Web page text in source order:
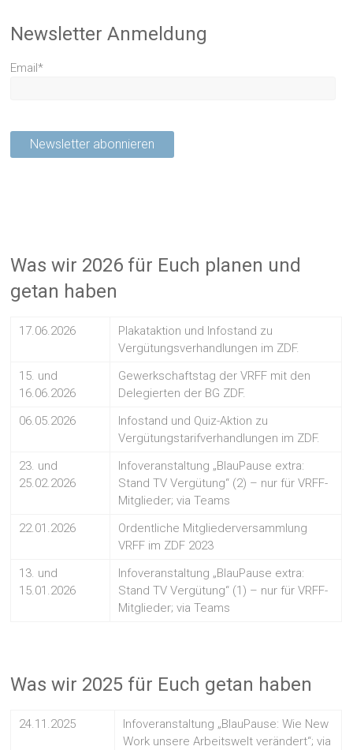
Newsletter Anmeldung
Email*
Was wir 2026 für Euch planen und
getan haben
17.06.2026
Plakataktion und Infostand zu
Vergütungsverhandlungen im ZDF.
15. und
16.06.2026
Gewerkschaftstag der VRFF mit den
Delegierten der BG ZDF.
06.05.2026
Infostand und Quiz-Aktion zu
Vergütungstarifverhandlungen im ZDF.
23. und
25.02.2026
Infoveranstaltung „BlauPause extra:
Stand TV Vergütung“ (2) – nur für VRFF-
Mitglieder; via Teams
22.01.2026
Ordentliche Mitgliederversammlung
VRFF im ZDF 2023
13. und
15.01.2026
Infoveranstaltung „BlauPause extra:
Stand TV Vergütung“ (1) – nur für VRFF-
Mitglieder; via Teams
Was wir 2025 für Euch getan haben
24.11.2025
Infoveranstaltung „BlauPause: Wie New
Work unsere Arbeitswelt verändert“; via